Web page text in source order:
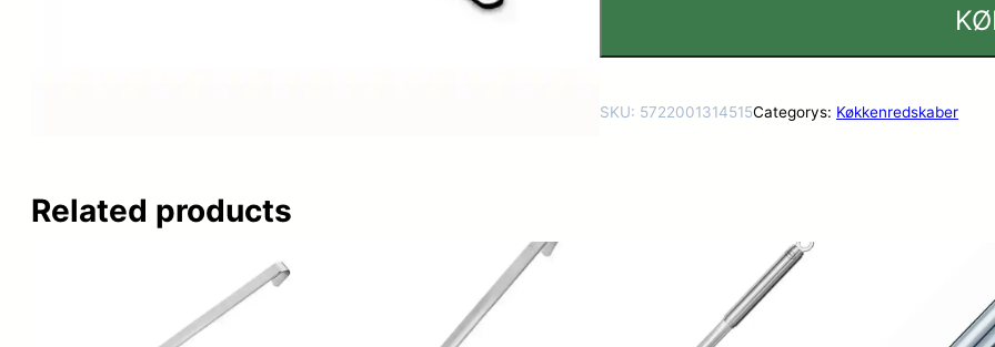
SKU: 5722001314515Categorys: Køkkenredskaber
Related products